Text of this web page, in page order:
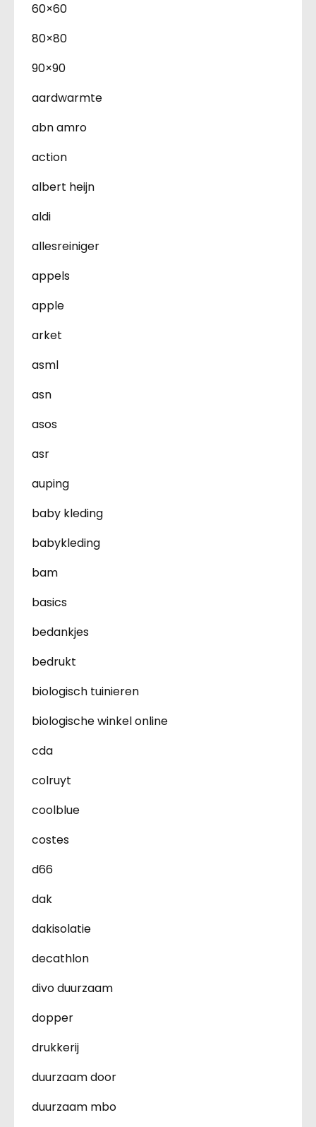
60×60
80×80
90×90
aardwarmte
abn amro
action
albert heijn
aldi
allesreiniger
appels
apple
arket
asml
asn
asos
asr
auping
baby kleding
babykleding
bam
basics
bedankjes
bedrukt
biologisch tuinieren
biologische winkel online
cda
colruyt
coolblue
costes
d66
dak
dakisolatie
decathlon
divo duurzaam
dopper
drukkerij
duurzaam door
duurzaam mbo